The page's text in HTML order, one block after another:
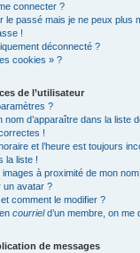
connecter ?
le passé mais je ne peux plus
!
déconnecté ?
cookies » ?
de l’utilisateur
?
nom d’apparaître dans la liste
!
et l’heure est toujours
la liste !
à proximité de mon nom
un avatar ?
comment le modifier ?
courrield’un membre, on me
de messages